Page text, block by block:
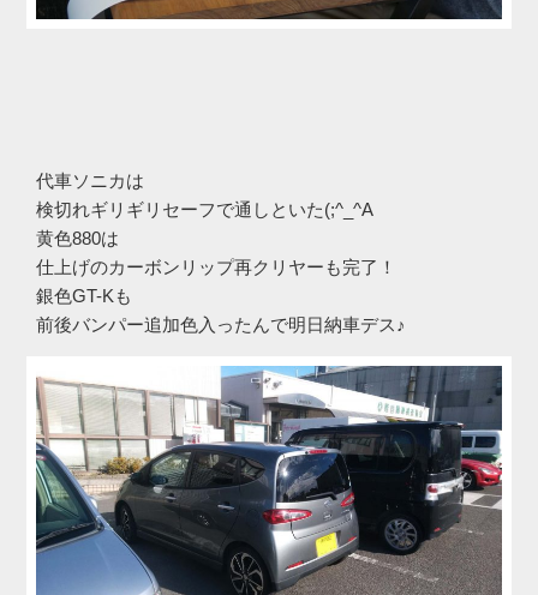
代車ソニカは
検切れギリギリセーフで通しといた(;^_^A
黄色880は
仕上げのカーボンリップ再クリヤーも完了！
銀色GT-Kも
前後バンパー追加色入ったんで明日納車デス♪